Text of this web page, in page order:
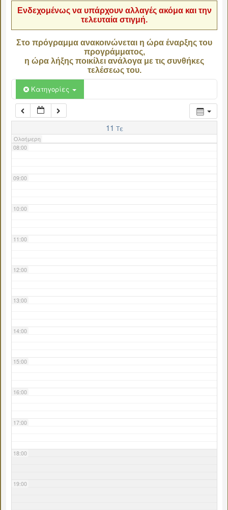
Ενδεχομένως να υπάρχουν αλλαγές ακόμα και την
τελευταία στιγμή.
Στο πρόγραμμα ανακοινώνεται η ώρα έναρξης του
προγράμματος,
η ώρα λήξης ποικίλει ανάλογα με τις συνθήκες
τελέσεως του.
Κατηγορίες
11 Τε
Ολοήμερη
06:00
07:00
08:00
09:00
10:00
11:00
12:00
13:00
14:00
15:00
16:00
17:00
18:00
19:00